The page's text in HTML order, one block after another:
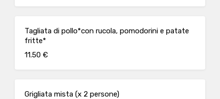
Tagliata di pollo*con rucola, pomodorini e patate
fritte*
11.50 €
Grigliata mista (x 2 persone)